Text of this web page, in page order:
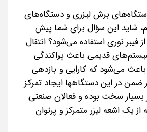
برش لیزری و دستگاه‌های
شاید این سؤال برای شما پیش
فیبر نوری استفاده می‌شود؟ انتقال
قدیمی باعث پراکندگی
می‌شود که کارایی و بازدهی
در این دستگاهها ایجاد تمرکز
بسیار سخت بوده و فعالان صنعتی
یک اشعه لیزر متمرکز و پرتوان